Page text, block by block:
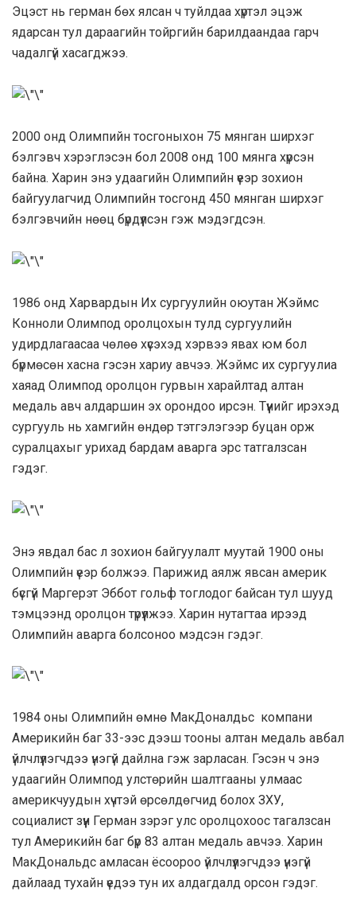
Эцэст нь герман бөх ялсан ч туйлдаа хүртэл эцэж
ядарсан тул дараагийн тойргийн барилдаандаа гарч
чадалгүй хасагджээ.
2000 онд Олимпийн тосгоныхон 75 мянган ширхэг
бэлгэвч хэрэглэсэн бол 2008 онд 100 мянга хүрсэн
байна. Харин энэ удаагийн Олимпийн үеэр зохион
байгуулагчид Олимпийн тосгонд 450 мянган ширхэг
бэлгэвчийн нөөц бүрдүүлсэн гэж мэдэгдсэн.
1986 онд Харвардын Их сургуулийн оюутан Жэймс
Конноли Олимпод оролцохын тулд сургуулийн
удирдлагаасаа чөлөө хүсэхэд хэрвээ явах юм бол
бүрмөсөн хасна гэсэн хариу авчээ. Жэймс их сургуулиа
хаяад Олимпод оролцон гурвын харайлтад алтан
медаль авч алдаршин эх орондоо ирсэн. Түүнийг ирэхэд
сургууль нь хамгийн өндөр тэтгэлэгээр буцан орж
суралцахыг урихад бардам аварга эрс татгалзсан
гэдэг.
Энэ явдал бас л зохион байгуулалт муутай 1900 оны
Олимпийн үеэр болжээ. Парижид аялж явсан америк
бүсгүй Маргерэт Эббот гольф тоглодог байсан тул шууд
тэмцээнд оролцон түрүүлжээ. Харин нутагтаа ирээд
Олимпийн аварга болсоноо мэдсэн гэдэг.
1984 оны Олимпийн өмнө МакДоналдьс компани
Америкийн баг 33-ээс дээш тооны алтан медаль авбал
үйлчлүүлэгчдээ үнэгүй дайлна гэж зарласан. Гэсэн ч энэ
удаагийн Олимпод улстөрийн шалтгааны улмаас
америкчуудын хүчтэй өрсөлдөгчид болох ЗХУ,
социалист зүүн Герман зэрэг улс оролцохоос тагалзсан
тул Америкийн баг бүр 83 алтан медаль авчээ. Харин
МакДональдс амласан ёсоороо үйлчлүүлэгчдээ үнэгүй
дайлаад тухайн үедээ тун их алдагдалд орсон гэдэг.